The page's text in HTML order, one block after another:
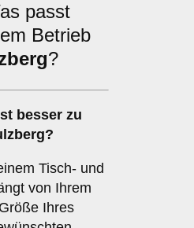
passt
Betrieb
?
besser zu
?
Tisch- und
von Ihrem
Ihres